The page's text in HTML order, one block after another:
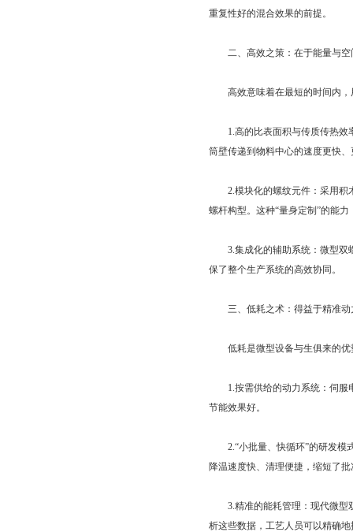
重复性好的混合效果的前提。
二、高效之策：在于能量与空
高效意味着在最短的时间内，
1.高的比表面积与传质传热效率
筒壁传递到物料中心的速度更快
2.模块化的螺纹元件：采用积木
螺杆构型。这种“量身定制”的能
3.集成化的辅助系统：微型双螺
保了整个生产系统的高效协同。
三、低耗之术：得益于精准动
低耗是微型设备与生俱来的优
1.按需供给的动力系统：伺服电
节能效果好。
2.“小批量、快循环”的研发模
降温速度快、清理便捷，缩短了
3.精准的能耗管理：现代微型双
析这些数据，工艺人员可以精确